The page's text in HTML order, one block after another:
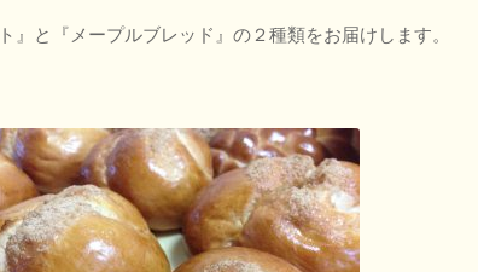
』と『メープルブレッド』の２種類をお届けします。